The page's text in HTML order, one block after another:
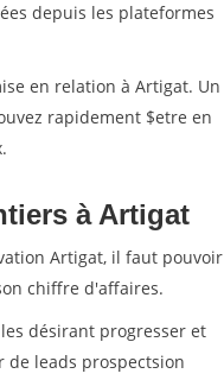
depuis les plateformes
en relation à Artigat. Un
rapidement $etre en
à Artigat
Artigat, il faut pouvoir
chiffre d'affaires.
désirant progresser et
leads prospectsion